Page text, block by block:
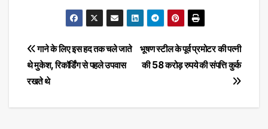
Post
navigation
भूषण स्टील के पूर्व प्रमोटर की पत्नी
की 58 करोड़ रुपये की संपत्ति कुर्क
गाने के लिए इस हद तक चले जाते
थे मुकेश, रिकॉर्डिंग से पहले उपवास
रखते थे